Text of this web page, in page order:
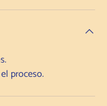
proceso.